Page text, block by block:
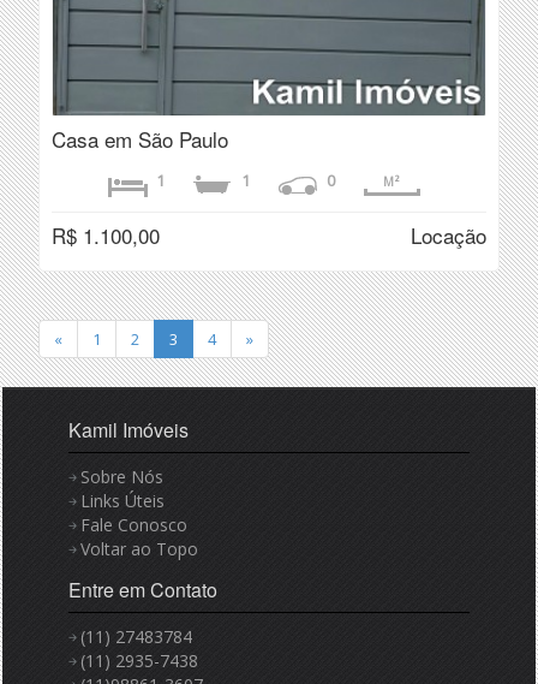
Casa em São Paulo
1 1 0 M²
R$ 1.100,00 Locação
« 1 2 3 4 »
Kamil Imóveis
Sobre Nós
Links Úteis
Fale Conosco
Voltar ao Topo
Entre em Contato
(11) 27483784
(11) 2935-7438